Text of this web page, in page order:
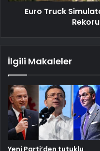
Euro Truck
İlgili Makaleler
Yeni Parti’den tutuklu